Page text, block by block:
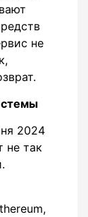
не
2024
не так